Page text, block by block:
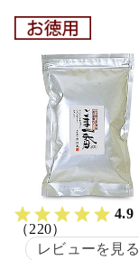
4.9
（220）
レビューを見る